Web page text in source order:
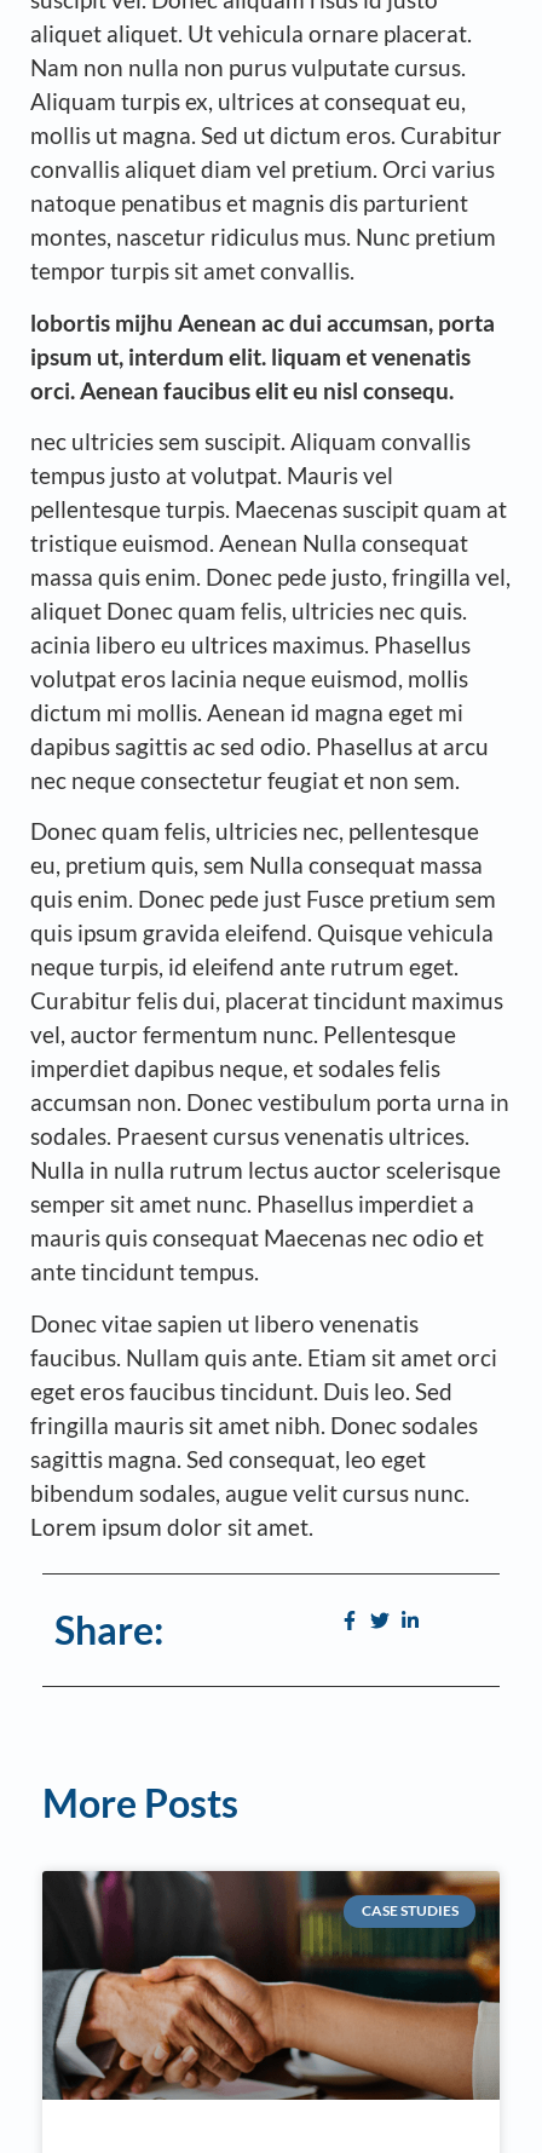
aliquet aliquet. Ut vehicula ornare placerat.
Nam non nulla non purus vulputate cursus.
Aliquam turpis ex, ultrices at consequat eu,
mollis ut magna. Sed ut dictum eros. Curabitur
convallis aliquet diam vel pretium. Orci varius
natoque penatibus et magnis dis parturient
montes, nascetur ridiculus mus. Nunc pretium
tempor turpis sit amet convallis.
lobortis mijhu Aenean ac dui accumsan, porta
ipsum ut, interdum elit. liquam et venenatis
orci. Aenean faucibus elit eu nisl consequ.
nec ultricies sem suscipit. Aliquam convallis
tempus justo at volutpat. Mauris vel
pellentesque turpis. Maecenas suscipit quam at
tristique euismod. Aenean Nulla consequat
massa quis enim. Donec pede justo, fringilla vel,
aliquet Donec quam felis, ultricies nec quis.
acinia libero eu ultrices maximus. Phasellus
volutpat eros lacinia neque euismod, mollis
dictum mi mollis. Aenean id magna eget mi
dapibus sagittis ac sed odio. Phasellus at arcu
nec neque consectetur feugiat et non sem.
Donec quam felis, ultricies nec, pellentesque
eu, pretium quis, sem Nulla consequat massa
quis enim. Donec pede just Fusce pretium sem
quis ipsum gravida eleifend. Quisque vehicula
neque turpis, id eleifend ante rutrum eget.
Curabitur felis dui, placerat tincidunt maximus
vel, auctor fermentum nunc. Pellentesque
imperdiet dapibus neque, et sodales felis
accumsan non. Donec vestibulum porta urna in
sodales. Praesent cursus venenatis ultrices.
Nulla in nulla rutrum lectus auctor scelerisque
semper sit amet nunc. Phasellus imperdiet a
mauris quis consequat Maecenas nec odio et
ante tincidunt tempus.
Donec vitae sapien ut libero venenatis
faucibus. Nullam quis ante. Etiam sit amet orci
eget eros faucibus tincidunt. Duis leo. Sed
fringilla mauris sit amet nibh. Donec sodales
sagittis magna. Sed consequat, leo eget
bibendum sodales, augue velit cursus nunc.
Lorem ipsum dolor sit amet.
Share:
More Posts
CASE STUDIES